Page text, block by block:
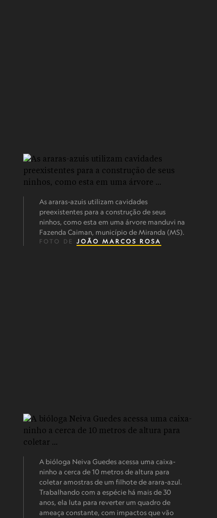
As araras-azuis utilizam cavidades
preexistentes para a construção de seus
ninhos, como esta em uma árvore manduvi na
Fazenda Caiman, município de Miranda (MS).
FOTO DE JOÃO MARCOS ROSA
A bióloga Neiva Guedes acessa uma caixa-
ninho a cerca de 10 metros de altura para
coletar amostras de um filhote de arara-azul.
Trabalhando com a espécie há mais de 30
anos, ela luta para reverter um quadro de
ameaça constante, com impactos que vão